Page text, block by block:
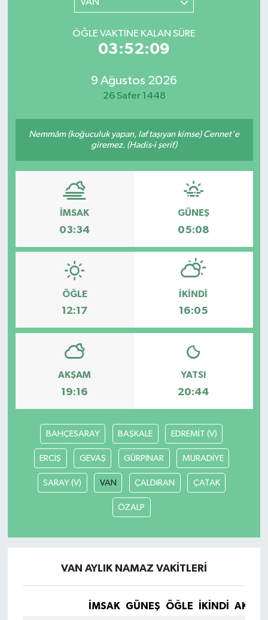
VAN
ÖĞLE VAKTINE KALAN SÜRE
03:52:09
9 Ağustos 2026
26 Safer 1448
Nemmâm (koğuculuk yapan, laf taşıyan kimse) Cennet'e
giremez. (Hadis-i şerif)
İMSAK
03:34
GÜNEŞ
05:08
ÖĞLE
12:17
İKINDI
16:05
AKŞAM
19:16
YATSI
20:44
BAHÇESARAY BAŞKALE EDREMİT (V)
ERCİŞ GEVAŞ GÜRPINAR MURADİYE
SARAY (V) VAN ÇALDIRAN ÇATAK
ÖZALP
VAN AYLIK NAMAZ VAKITLERI
İMSAK GÜNEŞ ÖĞLE İKINDI